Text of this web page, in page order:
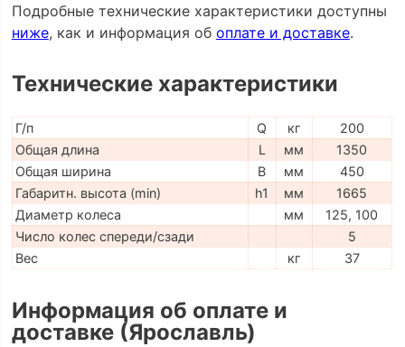
Подробные технические характеристики доступны
ниже, как и информация об оплате и доставке.
Технические характеристики
Г/п Q кг
200
Общая длина
L мм
1350
Общая ширина
B мм
450
Габаритн. высота (min)
h1 мм
1665
Диаметр колеса
мм
125, 100
Число колес спереди/сзади
5
Вес
кг 37
Информация об оплате и
доставке (Ярославль)